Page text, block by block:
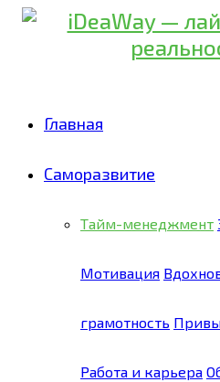
Главная
Саморазвитие
Тайм-менеджмент
Мотивация
грамотность
Работа и карьера